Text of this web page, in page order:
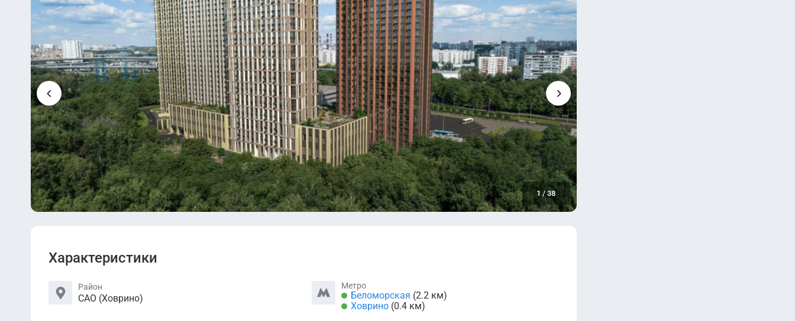
1 /38
Характеристики
Район
САО (Ховрино)
Метро
Беломорская (2.2 км)
Ховрино(0.4 км)